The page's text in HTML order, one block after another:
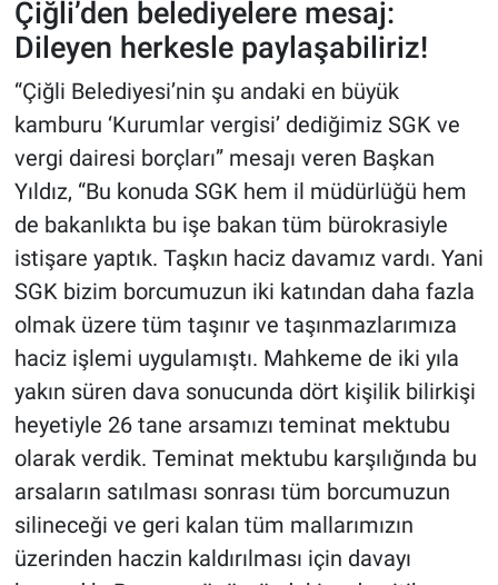
Çiğli’den belediyelere mesaj:
Dileyen herkesle paylaşabiliriz!
“Çiğli Belediyesi’nin şu andaki en büyük
kamburu ‘Kurumlar vergisi’ dediğimiz SGK ve
vergi dairesi borçları” mesajı veren Başkan
Yıldız, “Bu konuda SGK hem il müdürlüğü hem
de bakanlıkta bu işe bakan tüm bürokrasiyle
istişare yaptık. Taşkın haciz davamız vardı. Yani
SGK bizim borcumuzun iki katından daha fazla
olmak üzere tüm taşınır ve taşınmazlarımıza
haciz işlemi uygulamıştı. Mahkeme de iki yıla
yakın süren dava sonucunda dört kişilik bilirkişi
heyetiyle 26 tane arsamızı teminat mektubu
olarak verdik. Teminat mektubu karşılığında bu
arsaların satılması sonrası tüm borcumuzun
silineceği ve geri kalan tüm mallarımızın
üzerinden haczin kaldırılması için davayı